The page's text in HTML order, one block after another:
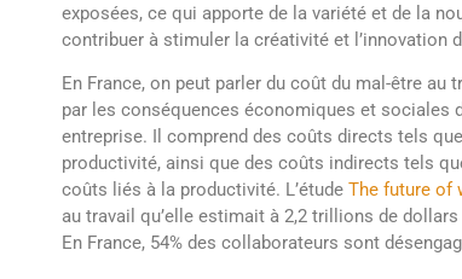
exposées, ce qui apporte de la variété et de la
contribuer à stimuler la créativité et l’innovation
En France, on peut parler du coût du mal-être
par les conséquences économiques et sociales
entreprise. Il comprend des coûts directs tels
productivité, ainsi que des coûts indirects tels
coûts liés à la productivité. L’étude The future of
au travail qu’elle estimait à 2,2 trillions de
En France, 54% des collaborateurs sont